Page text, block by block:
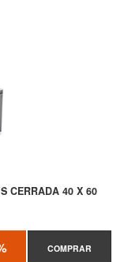
CERRADA 40 X 60
COMPRAR